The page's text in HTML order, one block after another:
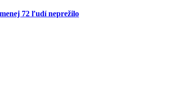
72 ľudí neprežilo